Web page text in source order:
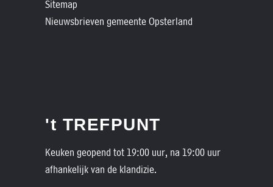
Sitemap
Nieuwsbrieven gemeente Opsterland
't TREFPUNT
Keuken geopend tot 19:00 uur, na 19:00 uur
afhankelijk van de klandizie.
gemeente
Opsterland